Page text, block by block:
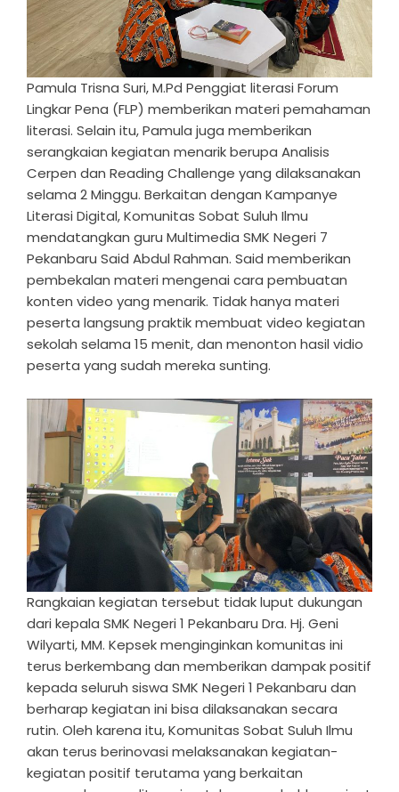
Pamula Trisna Suri, M.Pd Penggiat literasi Forum
Lingkar Pena (FLP) memberikan materi pemahaman
literasi. Selain itu, Pamula juga memberikan
serangkaian kegiatan menarik berupa Analisis
Cerpen dan Reading Challenge yang dilaksanakan
selama 2 Minggu. Berkaitan dengan Kampanye
Literasi Digital, Komunitas Sobat Suluh Ilmu
mendatangkan guru Multimedia SMK Negeri 7
Pekanbaru Said Abdul Rahman. Said memberikan
pembekalan materi mengenai cara pembuatan
konten video yang menarik. Tidak hanya materi
peserta langsung praktik membuat video kegiatan
sekolah selama 15 menit, dan menonton hasil vidio
peserta yang sudah mereka sunting.
Rangkaian kegiatan tersebut tidak luput dukungan
dari kepala SMK Negeri 1 Pekanbaru Dra. Hj. Geni
Wilyarti, MM. Kepsek menginginkan komunitas ini
terus berkembang dan memberikan dampak positif
kepada seluruh siswa SMK Negeri 1 Pekanbaru dan
berharap kegiatan ini bisa dilaksanakan secara
rutin. Oleh karena itu, Komunitas Sobat Suluh Ilmu
akan terus berinovasi melaksanakan kegiatan-
kegiatan positif terutama yang berkaitan